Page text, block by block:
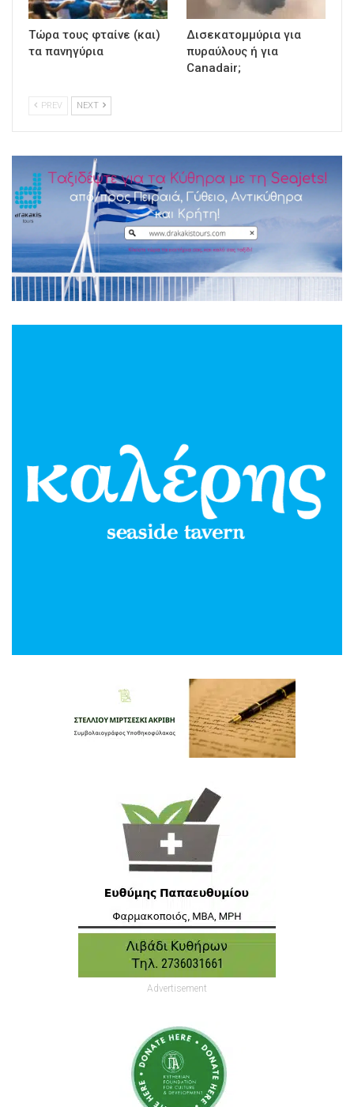
Τώρα τους φταίνε (και)
τα πανηγύρια
Δισεκατομμύρια για
πυραύλους ή για
Canadair;
PREV NEXT
Advertisement